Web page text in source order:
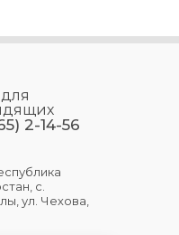
2-14-56
с.
ул. Чехова,